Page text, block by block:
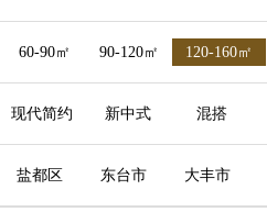
60-90㎡ 90-120㎡ 120-160㎡
现代简约 新中式 混搭
盐都区 东台市 大丰市